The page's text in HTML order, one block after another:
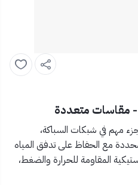
- مقاسات متعددة
مهم في شبكات السباكة،
مع الحفاظ على تدفق المياه
المقاومة للحرارة والضغط،
المنزلية والصناعية.